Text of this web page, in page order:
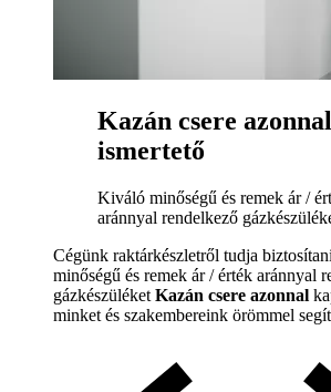
Kazán csere azonnal
ismertető
Kiváló minőségű és remek ár /
aránnyal rendelkező
Cégünk raktárkészletről tudja
minőségű és remek ár / érték aránnyal
gázkészüléket Kazán csere azonnal
minket és szakembereink örömmel